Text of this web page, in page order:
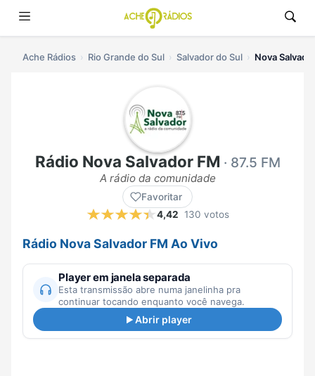
Ache Rádios Rio Grande do Sul Salvador do Sul Nova
Rádio Nova Salvador FM · 87.5 FM
A rádio da comunidade
Favoritar
4,42
130 votos
Rádio Nova Salvador FM Ao Vivo
Player em janela separada
Esta transmissão abre numa janelinha pra
continuar tocando enquanto você navega.
Abrir player